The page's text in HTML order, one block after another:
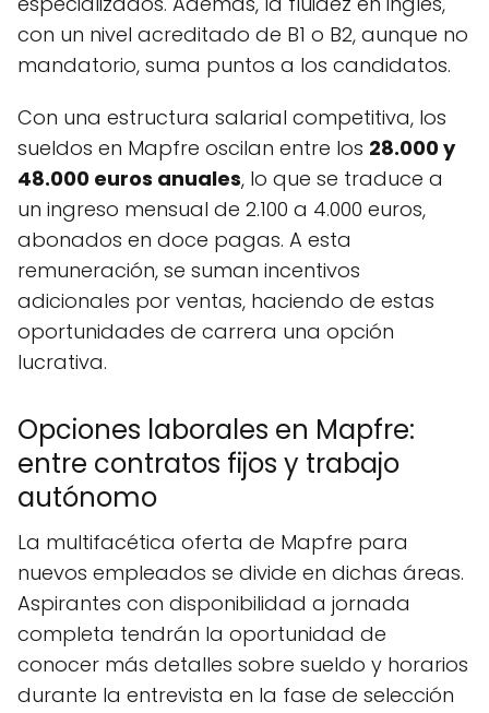
con un nivel acreditado de B1 o B2, aunque no
mandatorio, suma puntos a los candidatos.
Con una estructura salarial competitiva, los
sueldos en Mapfre oscilan entre los 28.000 y
48.000 euros anuales, lo que se traduce a
un ingreso mensual de 2.100 a 4.000 euros,
abonados en doce pagas. A esta
remuneración, se suman incentivos
adicionales por ventas, haciendo de estas
oportunidades de carrera una opción
lucrativa.
Opciones laborales en Mapfre:
entre contratos fijos y trabajo
autónomo
La multifacética oferta de Mapfre para
nuevos empleados se divide en dichas áreas.
Aspirantes con disponibilidad a jornada
completa tendrán la oportunidad de
conocer más detalles sobre sueldo y horarios
durante la entrevista en la fase de selección